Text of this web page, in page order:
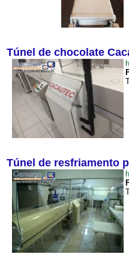
Túnel de chocolate
Túnel de resfriamento